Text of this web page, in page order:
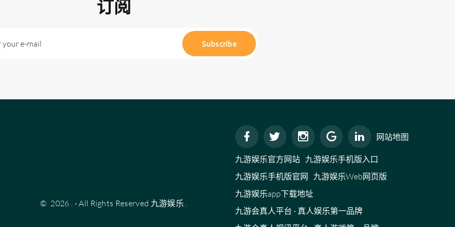
订阅
your e-mail Subscribe
© 2026 - All Rights Reserved 九游娱乐
网站地图
九游娱乐官方网站 九游娱乐手机版入口
九游娱乐手机版官网
九游娱乐Web网页版
九游娱乐app下载地址
九游会真人平台 - 真人娱乐第一品牌